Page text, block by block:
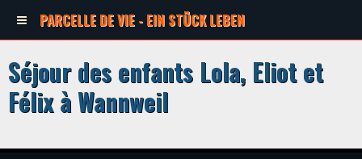
PARCELLE DE VIE - EIN STÜCK LEBEN
Séjour des enfants Lola, Eliot et
Félix à Wannweil